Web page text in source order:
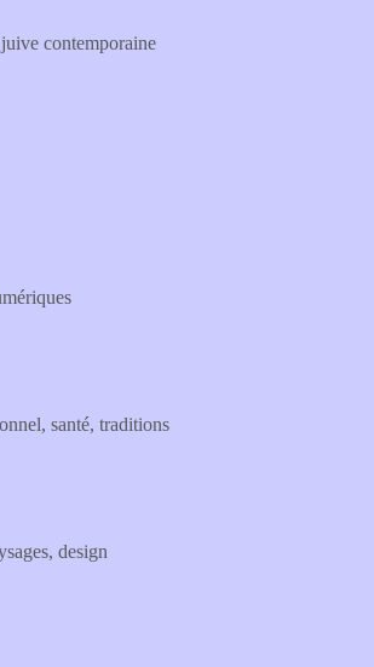
contemporaine
santé, traditions
design